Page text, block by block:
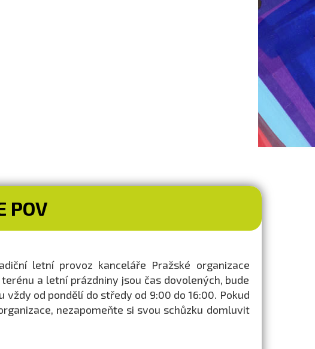
POV
letní provoz kanceláře Pražské organizace
a letní prázdniny jsou čas dovolených, bude
od pondělí do středy od 9:00 do 16:00. Pokud
nezapomeňte si svou schůzku domluvit